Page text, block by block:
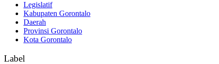
Legislatif
Kabupaten Gorontalo
Daerah
Provinsi Gorontalo
Kota Gorontalo
Label